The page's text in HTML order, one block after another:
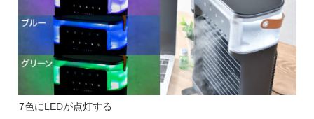
7色にLEDが点灯する